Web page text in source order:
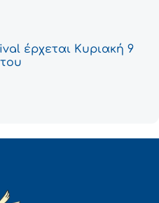
έρχεται Κυριακή 9